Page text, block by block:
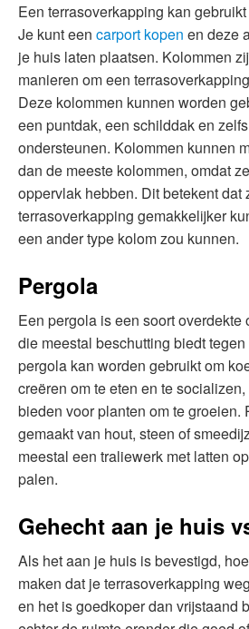
Een terrasoverkapping kan
Je kunt een carport kopen en deze
je huis laten plaatsen. Kolommen
manieren om een
Deze kolommen kunnen worden
een puntdak, een schilddak en
ondersteunen. Kolommen kunnen
dan de meeste kolommen, omdat
oppervlak hebben. Dit betekent dat
terrasoverkapping gemakkelijker
een ander type kolom zou kunnen.
Pergola
Een pergola is een soort overdekte
die meestal beschutting biedt
pergola kan worden gebruikt om
creëren om te eten en te
bieden voor planten om te groeien.
gemaakt van hout, steen of
meestal een traliewerk met latten
palen.
Gehecht aan je huis
Als het aan je huis is bevestigd,
maken dat je terrasoverkapping
en het is goedkoper dan vrijstaand